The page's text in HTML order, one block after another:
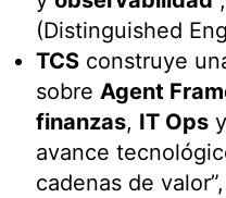
(Distinguished
TCS construye
sobreAgent
finanzas, IT Ops y
avance
cadenas de